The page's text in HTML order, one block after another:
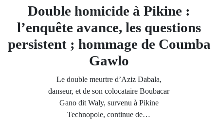
Double homicide à Pikine :
l’enquête avance, les questions
persistent ; hommage de Coumba
Gawlo
Le double meurtre d’Aziz Dabala,
danseur, et de son colocataire Boubacar
Gano dit Waly, survenu à Pikine
Technopole, continue de…